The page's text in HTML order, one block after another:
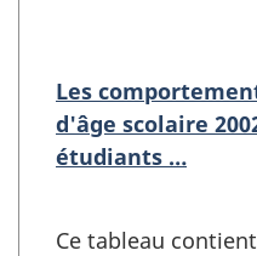
Les
d'âge scolaire
étudiants …
Ce tableau